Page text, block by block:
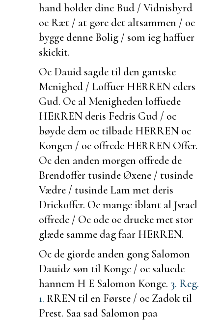
hand holder dine Bud / Vidnisbyrd
oc Ræt / at gøre det altsammen / oc
bygge denne Bolig / som ieg haffuer
skickit.
Oc Dauid sagde til den gantske
Menighed / Loffuer HERREN eders
Gud. Oc al Menigheden loffuede
HERREN deris Fedris Gud / oc
bøyde dem oc tilbade HERREN oc
Kongen / oc offrede HERREN Offer.
Oc den anden morgen offrede de
Brendoffer tusinde Øxene / tusinde
Vædre / tusinde Lam met deris
Drickoffer. Oc mange iblant al Jsrael
offrede / Oc ode oc drucke met stor
glæde samme dag faar HERREN.
Oc de giorde anden gong Salomon
Dauidz søn til Konge / oc saluede
hannem H E Salomon Konge. 3. Reg.
1. RREN til en Første / oc Zadok til
Prest. Saa sad Salomon paa